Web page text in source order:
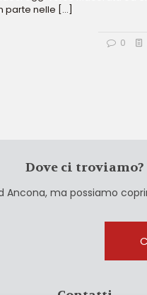
parte nelle […]
0
Dove ci troviamo?
Ancona, ma possiamo